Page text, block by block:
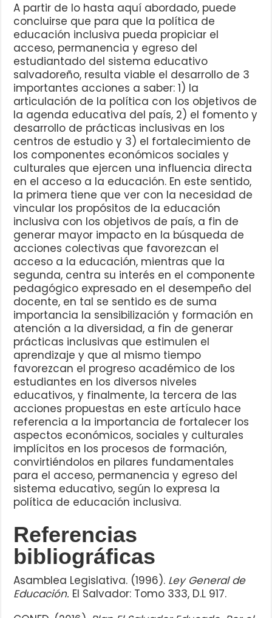
A partir de lo hasta aquí abordado, puede
concluirse que para que la política de
educación inclusiva pueda propiciar el
acceso, permanencia y egreso del
estudiantado del sistema educativo
salvadoreño, resulta viable el desarrollo de 3
importantes acciones a saber: 1) la
articulación de la política con los objetivos de
la agenda educativa del país, 2) el fomento y
desarrollo de prácticas inclusivas en los
centros de estudio y 3) el fortalecimiento de
los componentes económicos sociales y
culturales que ejercen una influencia directa
en el acceso a la educación. En este sentido,
la primera tiene que ver con la necesidad de
vincular los propósitos de la educación
inclusiva con los objetivos de país, a fin de
generar mayor impacto en la búsqueda de
acciones colectivas que favorezcan el
acceso a la educación, mientras que la
segunda, centra su interés en el componente
pedagógico expresado en el desempeño del
docente, en tal se sentido es de suma
importancia la sensibilización y formación en
atención a la diversidad, a fin de generar
prácticas inclusivas que estimulen el
aprendizaje y que al mismo tiempo
favorezcan el progreso académico de los
estudiantes en los diversos niveles
educativos, y finalmente, la tercera de las
acciones propuestas en este artículo hace
referencia a la importancia de fortalecer los
aspectos económicos, sociales y culturales
implícitos en los procesos de formación,
convirtiéndolos en pilares fundamentales
para el acceso, permanencia y egreso del
sistema educativo, según lo expresa la
política de educación inclusiva.
Referencias
bibliográficas
Asamblea Legislativa. (1996). Ley General de
Educación. El Salvador: Tomo 333, D.L 917.